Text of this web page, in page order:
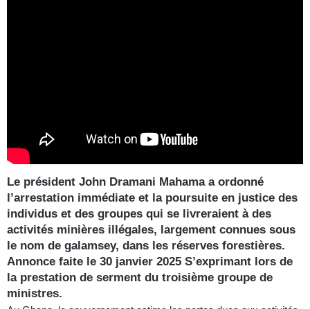
Le président John Dramani Mahama a ordonné
l’arrestation immédiate et la poursuite en justice des
individus et des groupes qui se livreraient à des
activités minières illégales, largement connues sous
le nom de galamsey, dans les réserves forestières.
Annonce faite le 30 janvier 2025 S’exprimant lors de
la prestation de serment du troisième groupe de
ministres.